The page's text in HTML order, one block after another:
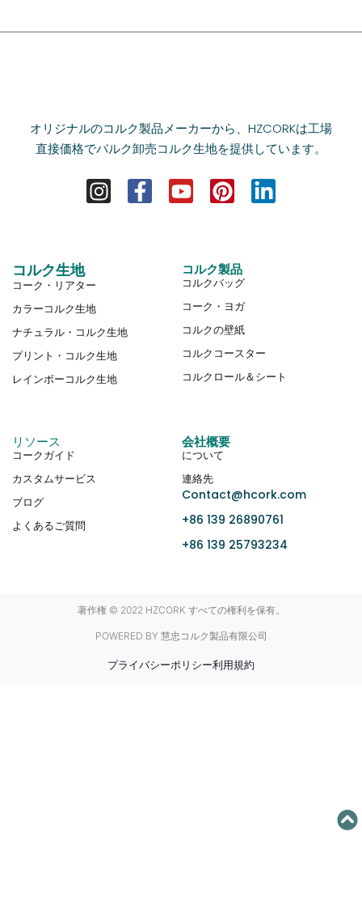
オリジナルのコルク製品メーカーから、HZCORKは工場
直接価格でバルク卸売コルク生地を提供しています。
コルク生地
コーク・リアター
カラーコルク生地
ナチュラル・コルク生地
プリント・コルク生地
レインボーコルク生地
コルク製品
コルクバッグ
コーク・ヨガ
コルクの壁紙
コルクコースター
コルクロール＆シート
リソース
コークガイド
カスタムサービス
ブログ
よくあるご質問
会社概要
について
連絡先
Contact@hcork.com
+86 139 26890761
+86 139 25793234
著作権 © 2022 HZCORK すべての権利を保有。
POWERED BY 慧忠コルク製品有限公司
プライバシーポリシー利用規約